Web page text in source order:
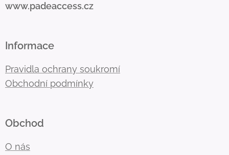
www.padeaccess.cz
Informace
Pravidla ochrany soukromí
Obchodní podmínky
Obchod
O nás